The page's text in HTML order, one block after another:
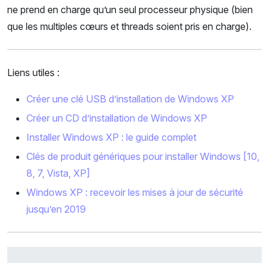
ne prend en charge qu’un seul processeur physique (bien
que les multiples cœurs et threads soient pris en charge).
Liens utiles :
Créer une clé USB d’installation de Windows XP
Créer un CD d’installation de Windows XP
Installer Windows XP : le guide complet
Clés de produit génériques pour installer Windows [10,
8, 7, Vista, XP]
Windows XP : recevoir les mises à jour de sécurité
jusqu’en 2019